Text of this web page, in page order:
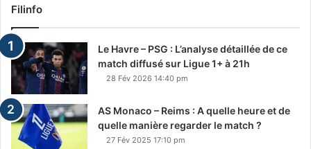
Filinfo
Le Havre – PSG : L’analyse détaillée de ce
match diffusé sur Ligue 1+ à 21h
28 Fév 2026 14:40 pm
AS Monaco – Reims : A quelle heure et de
quelle manière regarder le match ?
27 Fév 2025 17:10 pm